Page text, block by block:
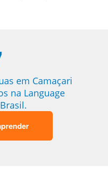
em Camaçari
na Language